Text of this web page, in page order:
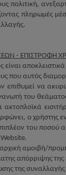
πολιτική,
πληρωμές
- ΕΠΙΣΤΡΟΦΗ
είναι
που αυτός
επιθυμεί να
του
ακτοπλοϊκά
ο χρήστης
του ποσού
Website.
αρχική αμοιβή/
απόρριψης
της